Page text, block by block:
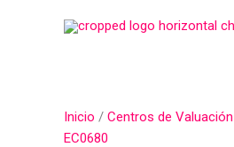
Inicio / Centros de Valuación
EC0680